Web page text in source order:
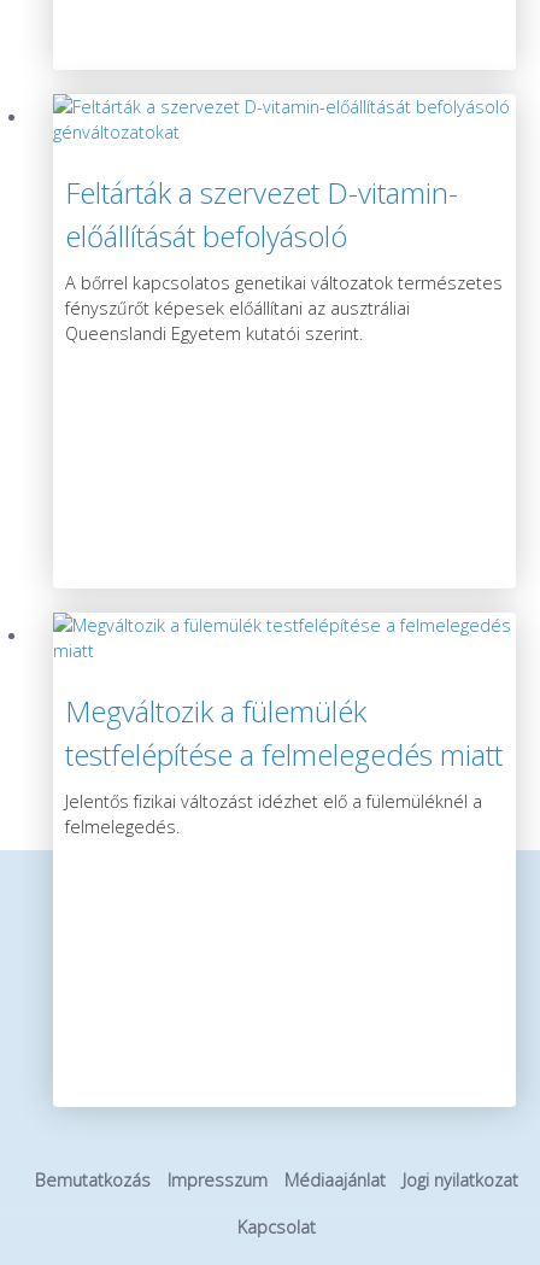
Feltárták a szervezet D-vitamin-
előállítását befolyásoló
génváltozatokat
A bőrrel kapcsolatos genetikai változatok természetes
fényszűrőt képesek előállítani az ausztráliai
Queenslandi Egyetem kutatói szerint.
Megváltozik a fülemülék
testfelépítése a felmelegedés miatt
Jelentős fizikai változást idézhet elő a fülemüléknél a
felmelegedés.
Bemutatkozás Impresszum Médiaajánlat Jogi nyilatkozat
Kapcsolat